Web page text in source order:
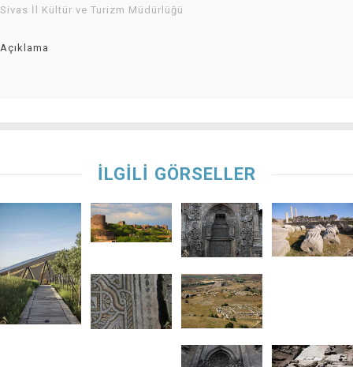
Sivas İl Kültür ve Turizm Müdürlüğü
Açıklama
İLGİLİ GÖRSELLER